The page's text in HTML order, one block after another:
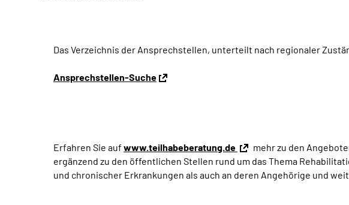
Das Verzeichnis der Ansprechstellen, unterteilt nach regionaler
Ansprechstellen-Suche
Erfahren Sie auf www.teilhabeberatung.de
mehr zu den
ergänzend zu den öffentlichen Stellen rund um das Thema
und chronischer Erkrankungen als auch an deren Angehörige und